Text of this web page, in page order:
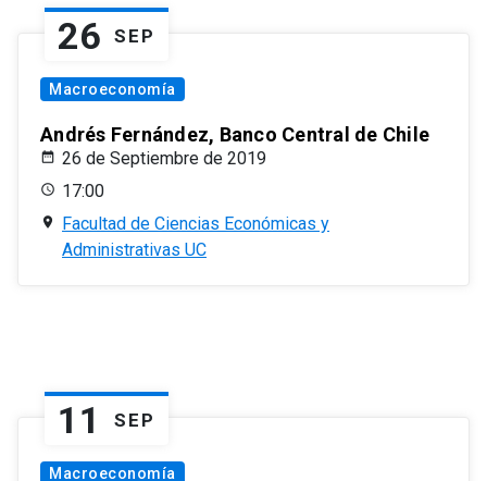
26 SEP
Macroeconomía
Andrés Fernández, Banco Central de Chile
26 de Septiembre de 2019
17:00
Facultad de Ciencias Económicas y
Administrativas UC
11 SEP
Macroeconomía